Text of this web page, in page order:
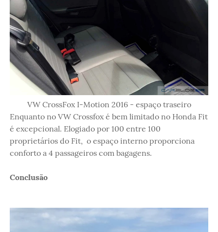
VW CrossFox I-Motion 2016 - espaço traseiro
Enquanto no VW Crossfox é bem limitado no Honda Fit
é excepcional. Elogiado por 100 entre 100
proprietários do Fit, o espaço interno proporciona
conforto a 4 passageiros com bagagens.
Conclusão